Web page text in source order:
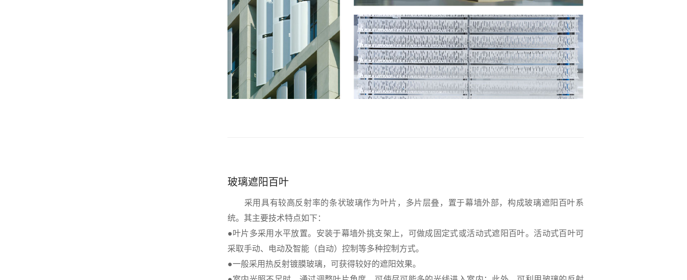
玻璃遮阳百叶
采用具有较高反射率的条状玻璃作为叶片，多片层叠，置于幕墙外部，构成玻璃遮阳百叶系
统。其主要技术特点如下：
●叶片多采用水平放置。安装于幕墙外挑支架上，可做成固定式或活动式遮阳百叶。活动式百叶可
采取手动、电动及智能（自动）控制等多种控制方式。
●一般采用热反射镀膜玻璃，可获得较好的遮阳效果。